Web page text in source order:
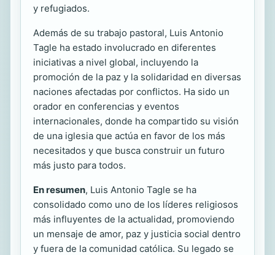
y refugiados.
Además de su trabajo pastoral, Luis Antonio
Tagle ha estado involucrado en diferentes
iniciativas a nivel global, incluyendo la
promoción de la paz y la solidaridad en diversas
naciones afectadas por conflictos. Ha sido un
orador en conferencias y eventos
internacionales, donde ha compartido su visión
de una iglesia que actúa en favor de los más
necesitados y que busca construir un futuro
más justo para todos.
En resumen, Luis Antonio Tagle se ha
consolidado como uno de los líderes religiosos
más influyentes de la actualidad, promoviendo
un mensaje de amor, paz y justicia social dentro
y fuera de la comunidad católica. Su legado se